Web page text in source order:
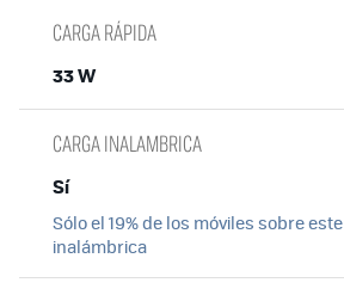
CARGA RÁPIDA
33 W
CARGA INALAMBRICA
Sí
Sólo el 19% de los móviles sobre
inalámbrica